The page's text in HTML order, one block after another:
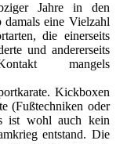
Jahre in den
damals eine Vielzahl
die einerseits
und andererseits
mangels
Kickboxen
(Fußtechniken oder
ist wohl auch kein
entstand. Die